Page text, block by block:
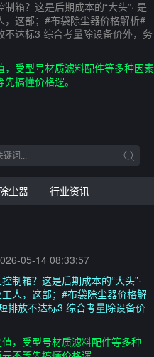
箱？这是后期成本的“大头”· 是
这部；#布袋除尘器价格解析#
达标3 综合考量除设备价外，务
受型号材质滤料配件等多种因素
搞懂价格逻。
尘器 行业资讯
05-14 08:33:57
制箱？这是后期成本的“大头”·
人，这部；#布袋除尘器价格解
排放不达标3 综合考量除设备价
，受型号材质滤料配件等多种